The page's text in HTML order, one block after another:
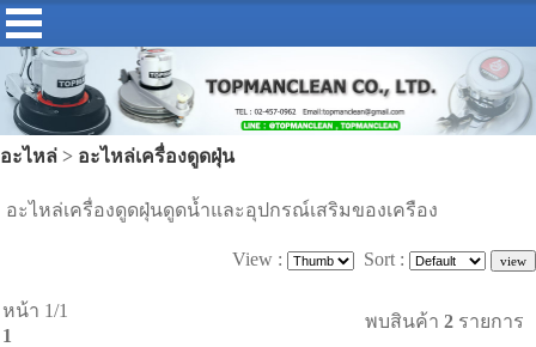
อะไหล่ > อะไหล่เครื่องดูดฝุ่น
อะไหล่เครื่องดูดฝุ่นดูดน้ำและอุปกรณ์เสริมของเครือง
View : Sort :
หน้า 1/1
1
พบสินค้า 2 รายการ